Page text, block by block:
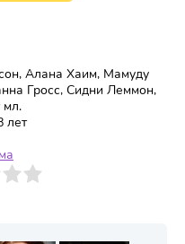
Алана Хаим, Мамуду
Гросс, Сидни Леммон,
мл.
лет